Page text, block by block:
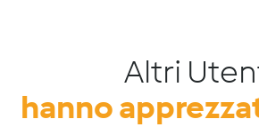
Altri
hanno